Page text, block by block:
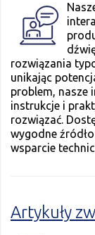
rozwiązania
unikając
problem, nasze
instrukcje i
rozwiązać.
wygodne
wsparcie
Artykuły